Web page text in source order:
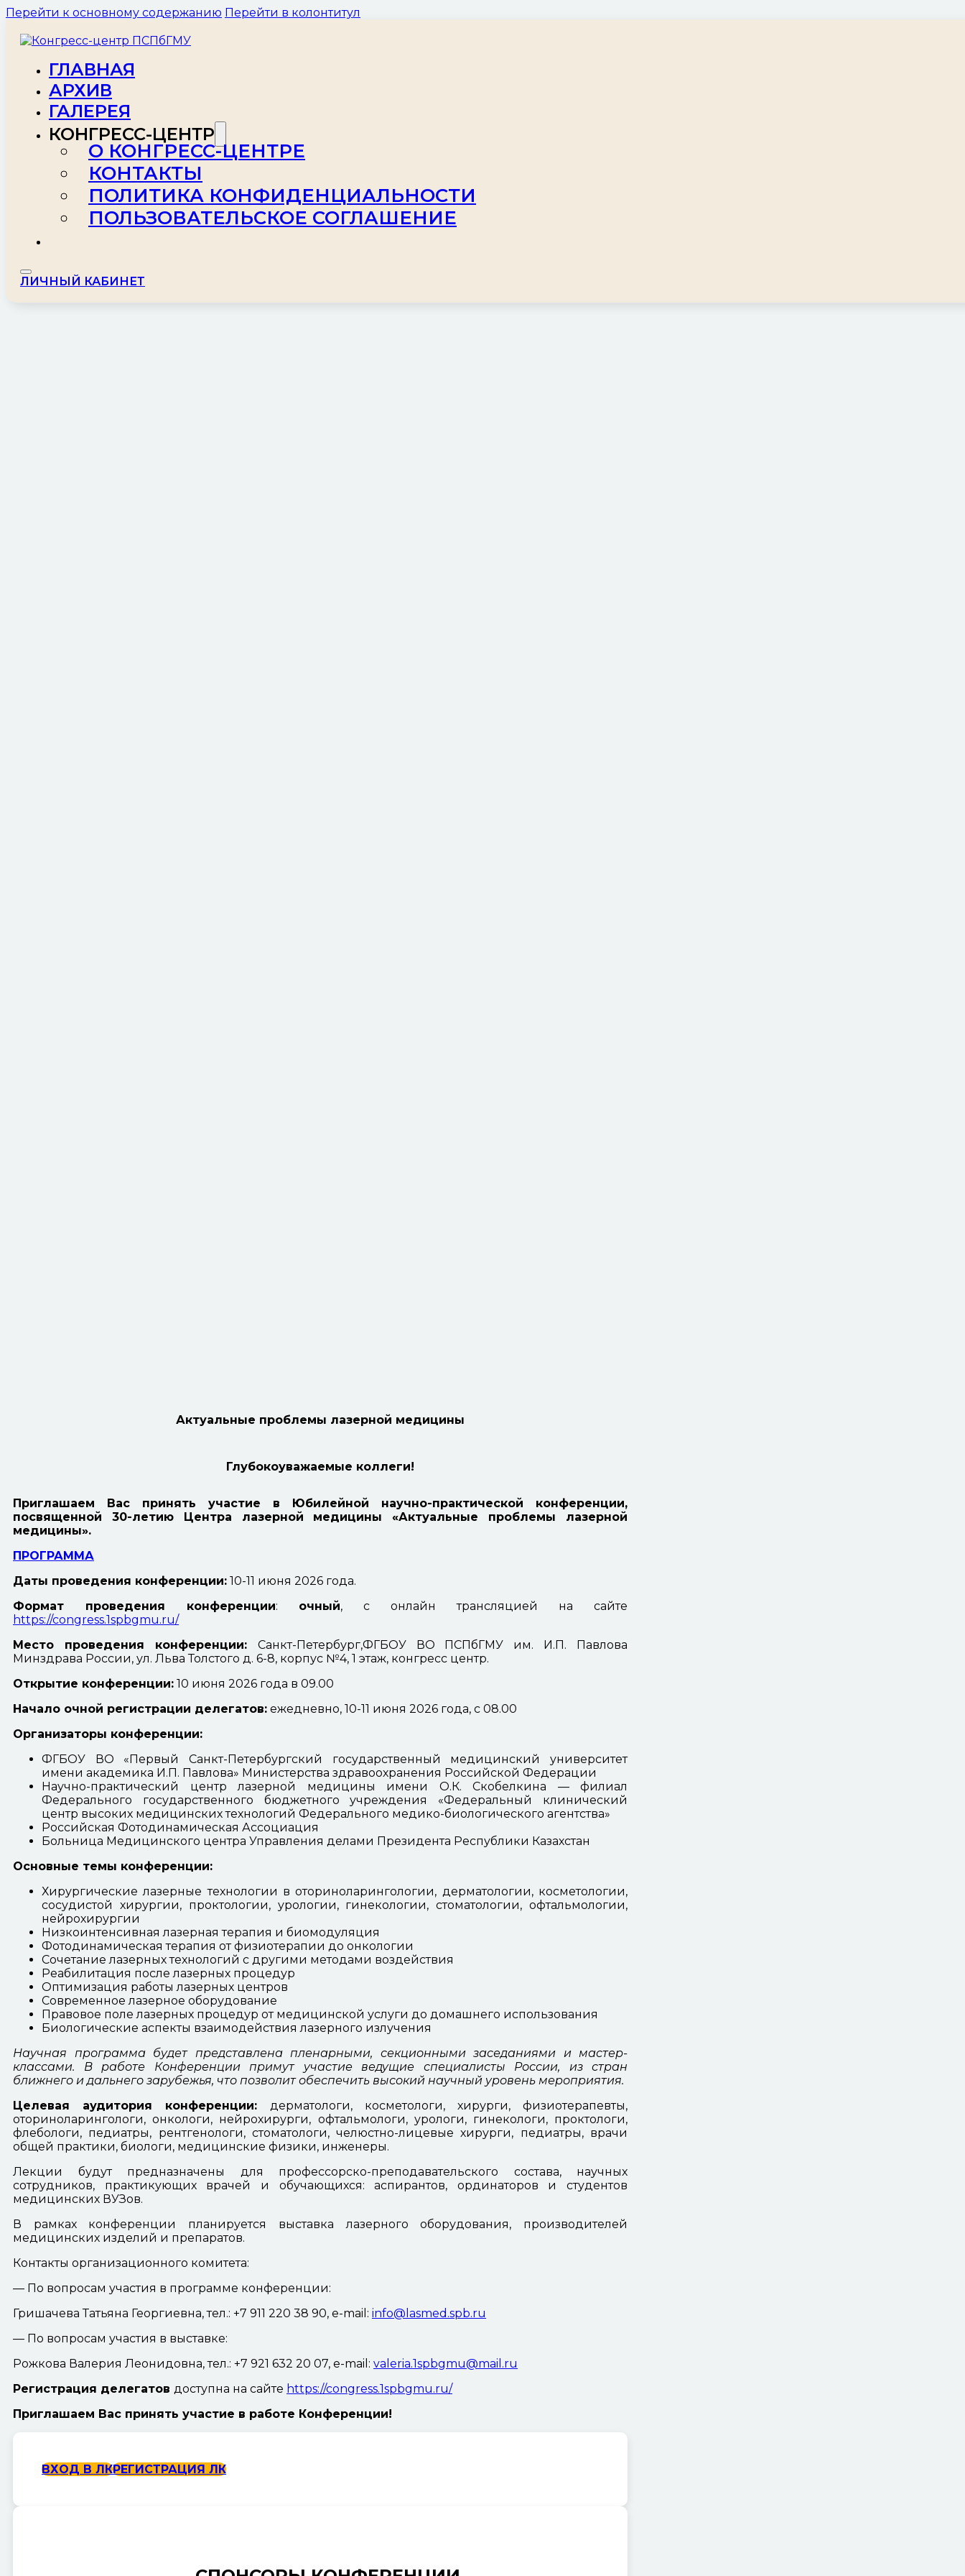
Перейти к основному содержанию Перейти в колонтитул
ГЛАВНАЯ
АРХИВ
ГАЛЕРЕЯ
КОНГРЕСС-ЦЕНТР
О КОНГРЕСС-ЦЕНТРЕ
КОНТАКТЫ
ПОЛИТИКА КОНФИДЕНЦИАЛЬНОСТИ
ПОЛЬЗОВАТЕЛЬСКОЕ СОГЛАШЕНИЕ
ЛИЧНЫЙ КАБИНЕТ
Актуальные проблемы лазерной медицины
Глубокоуважаемые коллеги!
Приглашаем Вас принять участие в Юбилейной научно-практической конференции,
посвященной 30-летию Центра лазерной медицины «Актуальные проблемы лазерной
медицины».
ПРОГРАММА
Даты проведения конференции: 10-11 июня 2026 года.
Формат проведения конференции: очный, с онлайн трансляцией на сайте
https://congress.1spbgmu.ru/
Место проведения конференции: Санкт-Петербург,ФГБОУ ВО ПСПбГМУ им. И.П. Павлова
Минздрава России, ул. Льва Толстого д. 6-8, корпус №4, 1 этаж, конгресс центр.
Открытие конференции: 10 июня 2026 года в 09.00
Начало очной регистрации делегатов: ежедневно, 10-11 июня 2026 года, с 08.00
Организаторы конференции:
ФГБОУ ВО «Первый Санкт-Петербургский государственный медицинский университет
имени академика И.П. Павлова» Министерства здравоохранения Российской Федерации
Научно-практический центр лазерной медицины имени О.К. Скобелкина — филиал
Федерального государственного бюджетного учреждения «Федеральный клинический
центр высоких медицинских технологий Федерального медико-биологического агентства»
Российская Фотодинамическая Ассоциация
Больница Медицинского центра Управления делами Президента Республики Казахстан
Основные темы конференции:
Хирургические лазерные технологии в оториноларингологии, дерматологии, косметологии,
сосудистой хирургии, проктологии, урологии, гинекологии, стоматологии, офтальмологии,
нейрохирургии
Низкоинтенсивная лазерная терапия и биомодуляция
Фотодинамическая терапия от физиотерапии до онкологии
Сочетание лазерных технологий с другими методами воздействия
Реабилитация после лазерных процедур
Оптимизация работы лазерных центров
Современное лазерное оборудование
Правовое поле лазерных процедур от медицинской услуги до домашнего использования
Биологические аспекты взаимодействия лазерного излучения
Научная программа будет представлена пленарными, секционными заседаниями и мастер-
классами.
В работе Конференции примут участие ведущие специалисты России, из стран
ближнего и дальнего зарубежья, что позволит обеспечить высокий научный уровень мероприятия.
Целевая аудитория конференции: дерматологи, косметологи, хирурги, физиотерапевты,
оториноларингологи, онкологи, нейрохирурги, офтальмологи, урологи, гинекологи, проктологи,
флебологи, педиатры, рентгенологи, стоматологи, челюстно-лицевые хирурги, педиатры, врачи
общей практики, биологи, медицинские физики, инженеры.
Лекции будут предназначены для профессорско-преподавательского состава, научных
сотрудников, практикующих врачей и обучающихся: аспирантов, ординаторов и студентов
медицинских ВУЗов.
В рамках конференции планируется выставка лазерного оборудования, производителей
медицинских изделий и препаратов.
Контакты организационного комитета:
— По вопросам участия в программе конференции:
Гришачева Татьяна Георгиевна, тел.: +7 911 220 38 90, e-mail: info@lasmed.spb.ru
— По вопросам участия в выставке:
Рожкова Валерия Леонидовна, тел.: +7 921 632 20 07, e-mail: valeria.1spbgmu@mail.ru
Регистрация делегатов доступна на сайте https://congress.1spbgmu.ru/
Приглашаем Вас принять участие в работе Конференции!
ВХОД В ЛКРЕГИСТРАЦИЯ ЛК